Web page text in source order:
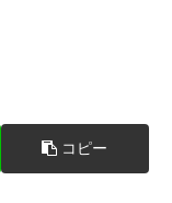
コピー